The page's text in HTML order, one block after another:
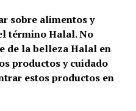
sobre alimentos y
término Halal. No
de la belleza Halal en
productos y cuidado
estos productos en